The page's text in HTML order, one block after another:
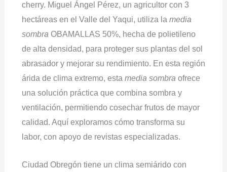
cherry. Miguel Ángel Pérez, un agricultor con 3
hectáreas en el Valle del Yaqui, utiliza la media
sombra OBAMALLAS 50%, hecha de polietileno
de alta densidad, para proteger sus plantas del sol
abrasador y mejorar su rendimiento. En esta región
árida de clima extremo, esta media sombra ofrece
una solución práctica que combina sombra y
ventilación, permitiendo cosechar frutos de mayor
calidad. Aquí exploramos cómo transforma su
labor, con apoyo de revistas especializadas.
Ciudad Obregón tiene un clima semiárido con